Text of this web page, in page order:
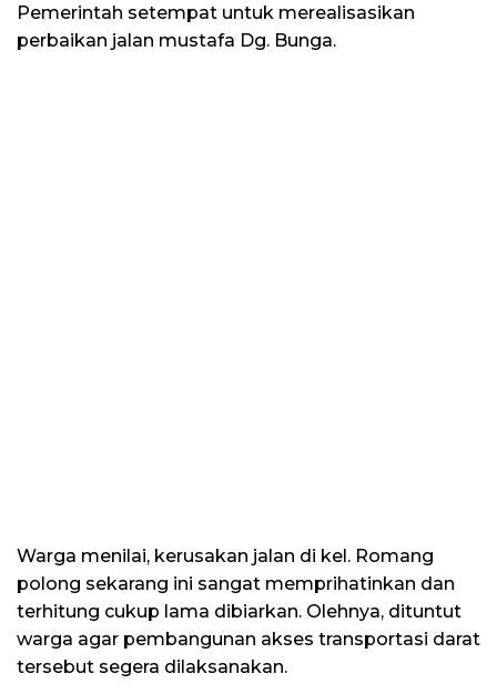
Pemerintah setempat untuk merealisasikan
perbaikan jalan mustafa Dg. Bunga.
Warga menilai, kerusakan jalan di kel. Romang
polong sekarang ini sangat memprihatinkan dan
terhitung cukup lama dibiarkan. Olehnya, dituntut
warga agar pembangunan akses transportasi darat
tersebut segera dilaksanakan.